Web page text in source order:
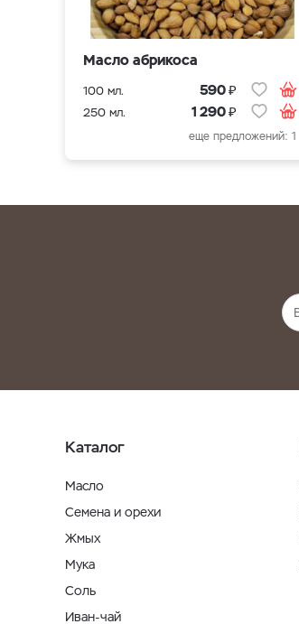
Масло абрикоса
100 мл. 590₽
250 мл. 1 290₽
еще предложений: 1
Каталог
Масло
Семена и орехи
Жмых
Мука
Соль
Иван-чай